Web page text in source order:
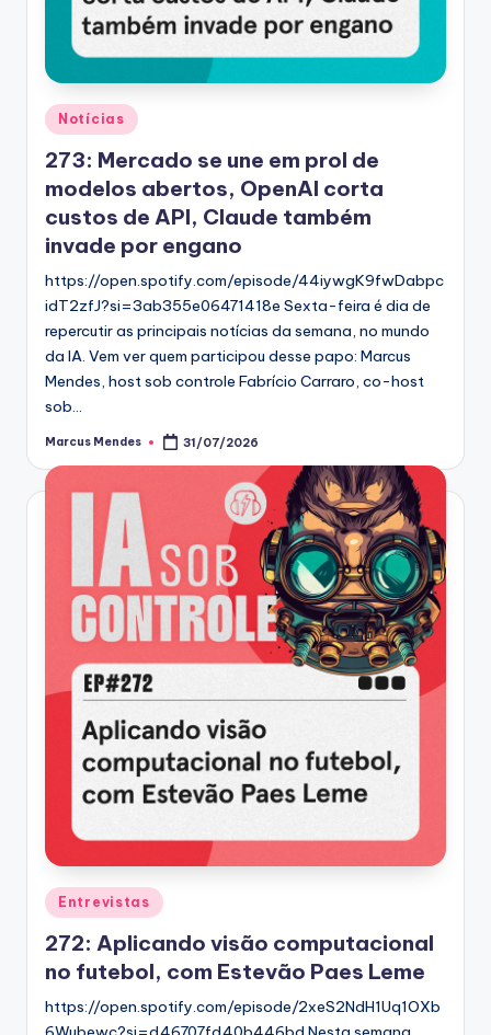
Posted
in
Notícias
273: Mercado se une em prol de
modelos abertos, OpenAI corta
custos de API, Claude também
invade por engano
https://open.spotify.com/episode/44iywgK9fwDabpc
idT2zfJ?si=3ab355e06471418e Sexta-feira é dia de
repercutir as principais notícias da semana, no mundo
da IA. Vem ver quem participou desse papo: Marcus
Mendes, host sob controle Fabrício Carraro, co-host
sob…
Posted
Marcus Mendes 31/07/2026
Posted
in
Entrevistas
272: Aplicando visão computacional
no futebol, com Estevão Paes Leme
https://open.spotify.com/episode/2xeS2NdH1Uq1OXb